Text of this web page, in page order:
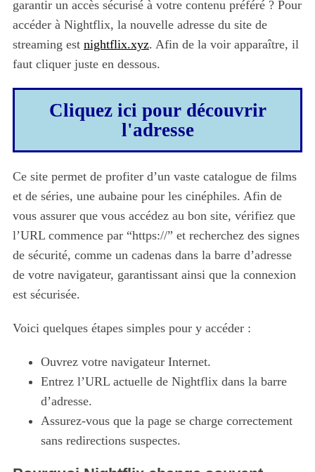
garantir un accès sécurisé à votre contenu préféré ? Pour
accéder à Nightflix, la nouvelle adresse du site de
streaming est nightflix.xyz. Afin de la voir apparaître, il
faut cliquer juste en dessous.
Cliquez ici pour découvrir
l'adresse
Ce site permet de profiter d’un vaste catalogue de films
et de séries, une aubaine pour les cinéphiles. Afin de
vous assurer que vous accédez au bon site, vérifiez que
l’URL commence par “https://” et recherchez des signes
de sécurité, comme un cadenas dans la barre d’adresse
de votre navigateur, garantissant ainsi que la connexion
est sécurisée.
Voici quelques étapes simples pour y accéder :
Ouvrez votre navigateur Internet.
Entrez l’URL actuelle de Nightflix dans la barre
d’adresse.
Assurez-vous que la page se charge correctement
sans redirections suspectes.